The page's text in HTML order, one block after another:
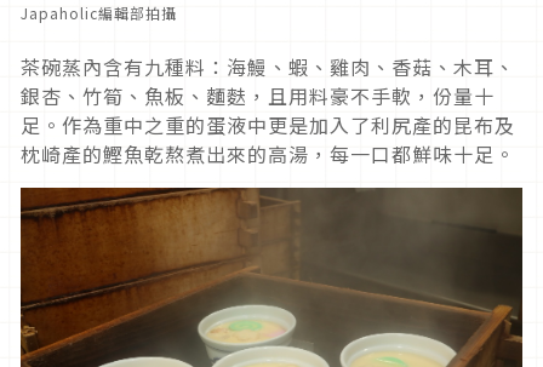
Japaholic編輯部拍攝
茶碗蒸內含有九種料：海鰻、蝦、雞肉、香菇、木耳、
銀杏、竹筍、魚板、麵麩，且用料豪不手軟，份量十
足。作為重中之重的蛋液中更是加入了利尻產的昆布及
枕崎產的鰹魚乾熬煮出來的高湯，每一口都鮮味十足。